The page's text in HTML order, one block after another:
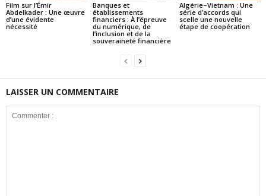
Film sur l’Émir
Abdelkader : Une œuvre
d’une évidente
nécessité
Banques et
établissements
financiers : À l’épreuve
du numérique, de
l’inclusion et de la
souveraineté financière
Algérie–Vietnam : Une
série d’accords qui
scelle une nouvelle
étape de coopération
LAISSER UN COMMENTAIRE